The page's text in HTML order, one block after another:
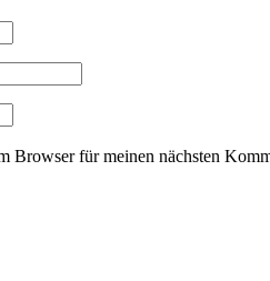
Browser für meinen nächsten